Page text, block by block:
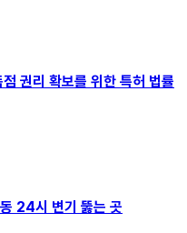
권리 확보를 위한 특허 법률
24시 변기 뚫는 곳